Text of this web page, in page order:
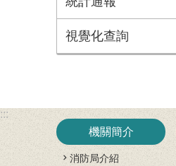
視覺化查詢
:::
機關簡介
消防局介紹